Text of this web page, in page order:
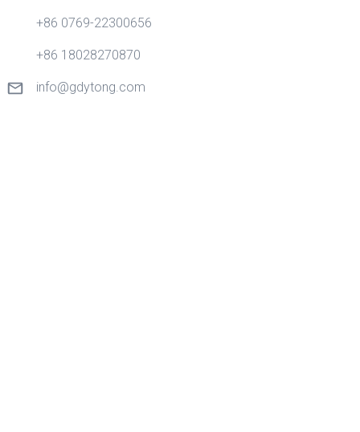
+86 0769-22300656
+86 18028270870
info@gdytong.com